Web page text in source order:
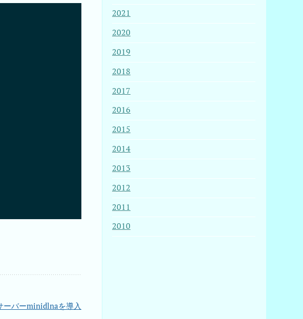
ーバーminidlnaを導入
2021
2020
2019
2018
2017
2016
2015
2014
2013
2012
2011
2010